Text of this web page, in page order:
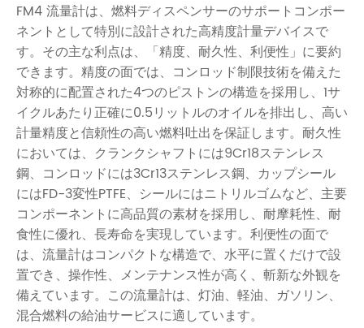
FM4 流量計は、燃料ディスペンサーのサポートコンポー
ネントとして特別に設計された高精度計量デバイスで
す。その主な利点は、「精度、耐久性、利便性」に要約
できます。精度の面では、コンロッド制限技術を備えた
対称的に配置された4つのピストンの構造を採用し、1サ
イクルあたり正確に0.5リットルのオイルを排出し、高い
計量精度と信頼性の高い燃料吐出を保証します。耐久性
においては、クランクシャフトには9Cr18ステンレス
鋼、コンロッドには3Cr13ステンレス鋼、カップシール
にはFD-3変性PTFE、シールにはニトリルゴムなど、主要
コンポーネントに高品質の素材を採用し、耐摩耗性、耐
食性に優れ、長寿命を実現しています。利便性の面で
は、流量計はコンパクトな構造で、水平に置くだけで設
置でき、操作性、メンテナンス性が高く、斬新な外観を
備えています。この流量計は、灯油、軽油、ガソリン、
混合燃料の給油サービスに適しています。